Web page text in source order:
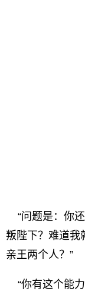
“问题是：你
叛陛下？难道我
亲王两个人？”
“你有这个能